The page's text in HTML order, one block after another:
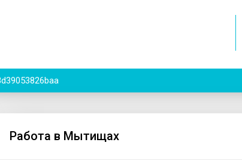
Работа в Мытищах